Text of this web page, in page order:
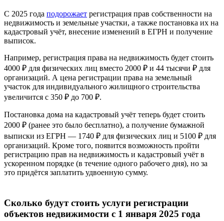
С 2025 года подорожает регистрация прав собственности на
недвижимость и земельные участки, а также постановка их на
кадастровый учёт, внесение изменений в ЕГРН и получение
выписок.
Например, регистрация права на недвижимость будет стоить
4000 ₽ для физических лиц вместо 2000 ₽ и 44 тысячи ₽ для
организаций. А цена регистрации права на земельный
участок для индивидуального жилищного строительства
увеличится с 350 ₽ до 700 ₽.
Постановка дома на кадастровый учёт теперь будет стоить
2000 ₽ (ранее это было бесплатно), а получение бумажной
выписки из ЕГРН — 1740 ₽ для физических лиц и 5100 ₽ для
организаций. Кроме того, появится возможность пройти
регистрацию прав на недвижимость и кадастровый учёт в
ускоренном порядке (в течение одного рабочего дня), но за
это придётся заплатить удвоенную сумму.
Сколько будут стоить услуги регистрации
объектов недвижимости с 1 января 2025 года